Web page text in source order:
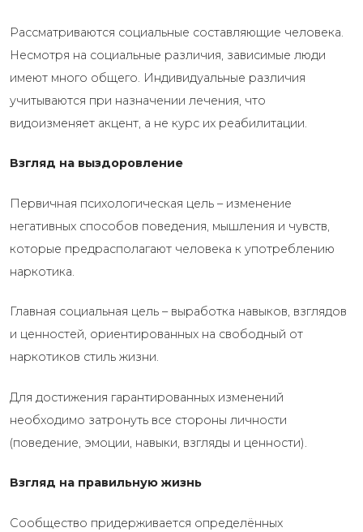
Рассматриваются социальные составляющие человека.
Несмотря на социальные различия, зависимые люди
имеют много общего. Индивидуальные различия
учитываются при назначении лечения, что
видоизменяет акцент, а не курс их реабилитации.
Взгляд на выздоровление
Первичная психологическая цель – изменение
негативных способов поведения, мышления и чувств,
которые предрасполагают человека к употреблению
наркотика.
Главная социальная цель – выработка навыков, взглядов
и ценностей, ориентированных на свободный от
наркотиков стиль жизни.
Для достижения гарантированных изменений
необходимо затронуть все стороны личности
(поведение, эмоции, навыки, взгляды и ценности).
Взгляд на правильную жизнь
Сообщество придерживается определённых